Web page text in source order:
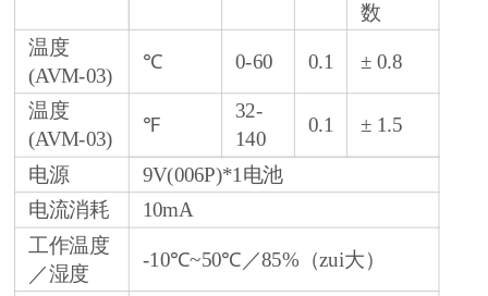
数
温度
(AVM-03)
℃ 0-60 0.1 ± 0.8
温度
(AVM-03)
℉
32-
140
0.1 ± 1.5
电源
9V(006P)*1电池
电流消耗
10mA
工作温度
／湿度
-10℃~50℃／85%（zui大）